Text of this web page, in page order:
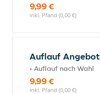
9,99 €
inkl. Pfand (0,00 €)
Auflauf Angebot
• Auflauf nach Wahl
9,99 €
inkl. Pfand (0,00 €)